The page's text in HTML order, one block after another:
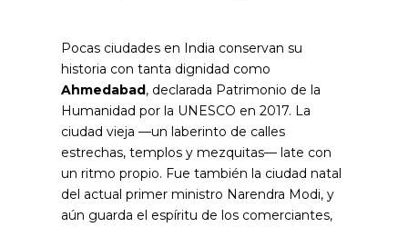
Pocas ciudades en India conservan su
historia con tanta dignidad como
Ahmedabad , declarada Patrimonio de la
Humanidad por la UNESCO en 2017. La
ciudad vieja —un laberinto de calles
estrechas, templos y mezquitas— late con
un ritmo propio. Fue también la ciudad natal
del actual primer ministro Narendra Modi, y
aún guarda el espíritu de los comerciantes,